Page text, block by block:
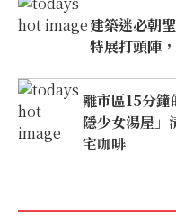
建築迷必朝
特展打頭陣
離市區15分鐘
隱少女湯屋」
宅咖啡